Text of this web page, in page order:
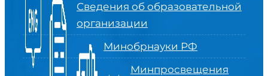
Сведения об образовательной
организации
Минобрнауки РФ
Минпросвещения